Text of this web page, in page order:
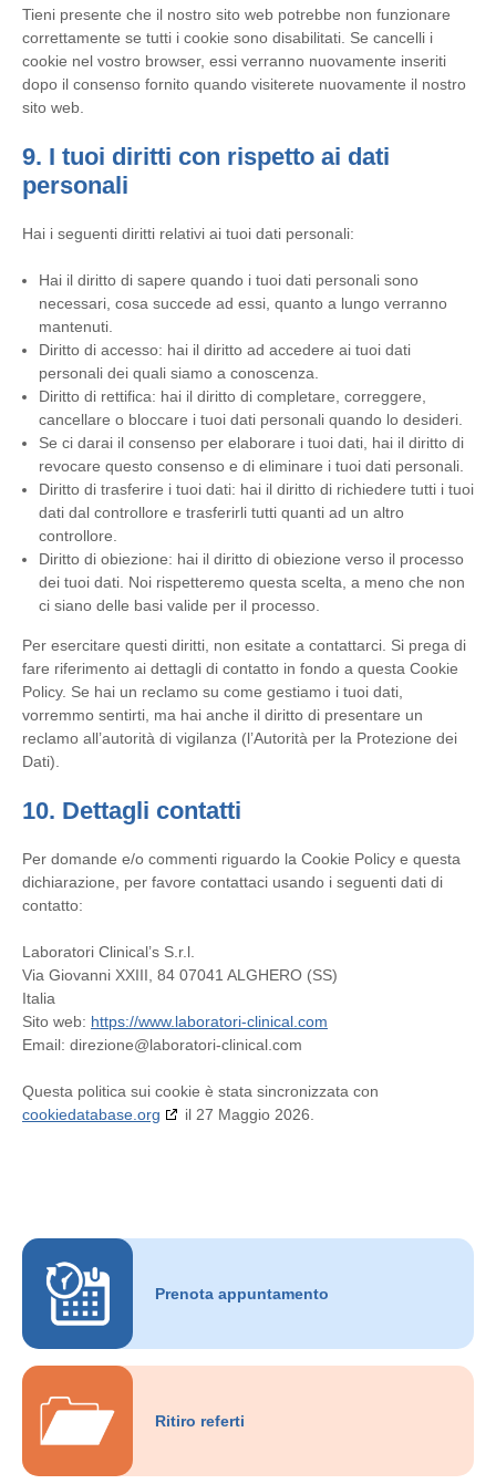
Tieni presente che il nostro sito web potrebbe non funzionare
correttamente se tutti i cookie sono disabilitati. Se cancelli i
cookie nel vostro browser, essi verranno nuovamente inseriti
dopo il consenso fornito quando visiterete nuovamente il nostro
sito web.
9. I tuoi diritti con rispetto ai dati
personali
Hai i seguenti diritti relativi ai tuoi dati personali:
Hai il diritto di sapere quando i tuoi dati personali sono
necessari, cosa succede ad essi, quanto a lungo verranno
mantenuti.
Diritto di accesso: hai il diritto ad accedere ai tuoi dati
personali dei quali siamo a conoscenza.
Diritto di rettifica: hai il diritto di completare, correggere,
cancellare o bloccare i tuoi dati personali quando lo desideri.
Se ci darai il consenso per elaborare i tuoi dati, hai il diritto di
revocare questo consenso e di eliminare i tuoi dati personali.
Diritto di trasferire i tuoi dati: hai il diritto di richiedere tutti i tuoi
dati dal controllore e trasferirli tutti quanti ad un altro
controllore.
Diritto di obiezione: hai il diritto di obiezione verso il processo
dei tuoi dati. Noi rispetteremo questa scelta, a meno che non
ci siano delle basi valide per il processo.
Per esercitare questi diritti, non esitate a contattarci. Si prega di
fare riferimento ai dettagli di contatto in fondo a questa Cookie
Policy. Se hai un reclamo su come gestiamo i tuoi dati,
vorremmo sentirti, ma hai anche il diritto di presentare un
reclamo all’autorità di vigilanza (l’Autorità per la Protezione dei
Dati).
10. Dettagli contatti
Per domande e/o commenti riguardo la Cookie Policy e questa
dichiarazione, per favore contattaci usando i seguenti dati di
contatto:
Laboratori Clinical’s S.r.l.
Via Giovanni XXIII, 84 07041 ALGHERO (SS)
Italia
Sito web: https://www.laboratori-clinical.com
Email: direzione@laboratori-clinical.com
Questa politica sui cookie è stata sincronizzata con
cookiedatabase.org
il 27 Maggio 2026.
Prenota appuntamento
Ritiro referti